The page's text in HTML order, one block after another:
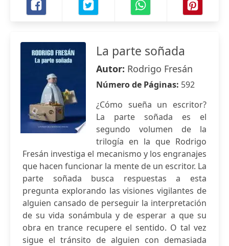
La parte soñada
Autor: Rodrigo Fresán
Número de Páginas: 592
¿Cómo sueña un escritor?
La parte soñada es el
segundo volumen de la
trilogía en la que Rodrigo
Fresán investiga el mecanismo y los engranajes
que hacen funcionar la mente de un escritor. La
parte soñada busca respuestas a esta
pregunta explorando las visiones vigilantes de
alguien cansado de perseguir la interpretación
de su vida sonámbula y de esperar a que su
obra en trance recupere el sentido. O tal vez
sigue el tránsito de alguien con demasiada